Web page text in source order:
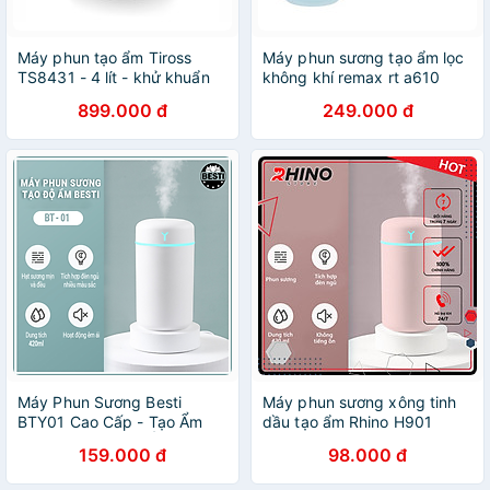
Máy phun tạo ẩm Tiross
TS8431 - 4 lít - khử khuẩn
899.000 đ
Máy phun sương tạo ẩm lọc
không khí remax rt a610
khuếch tán tinh dầu có quạt
cho phòng nhỏ và oto xe hơi
- hàng chính hãng
249.000 đ
Máy Phun Sương Besti
BTY01 Cao Cấp - Tạo Ẩm
420ml - Thiết Kế Nhỏ Gọn,
Không Gây Tiếng Ồn - Máy
159.000 đ
Máy phun sương xông tinh
dầu tạo ẩm Rhino H901
không gây tiếng ồn, tích hợp
đèn ngủ RGB nhiều màu, có
98.000 đ